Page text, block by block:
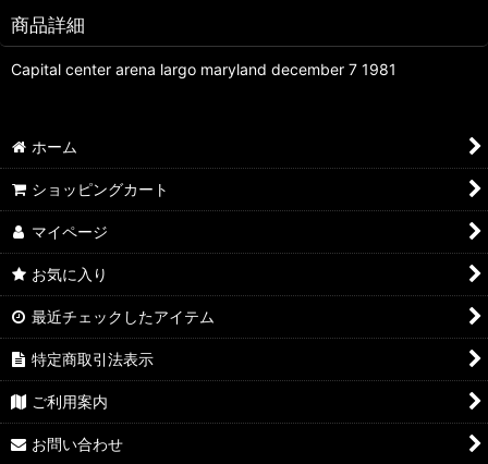
商品詳細
Capital center arena largo maryland december 7 1981
ホーム
ショッピングカート
マイページ
お気に入り
最近チェックしたアイテム
特定商取引法表示
ご利用案内
お問い合わせ